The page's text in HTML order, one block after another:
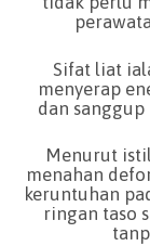
Sifat liat
menyerap
dan
Menurut
menahan
keruntuhan
ringan taso